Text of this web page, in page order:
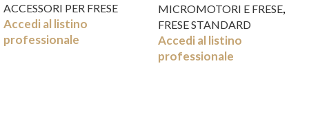
ACCESSORI PER FRESE
Accedi al listino
professionale
MICROMOTORI E FRESE,
FRESE STANDARD
Accedi al listino
professionale